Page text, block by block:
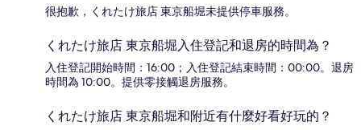
很抱歉，くれたけ旅店 東京船堀未提供停車服務。
くれたけ旅店 東京船堀入住登記和退房的時間為？
入住登記開始時間：16:00；入住登記結束時間：00:00。退房
時間為 10:00。提供零接觸退房服務。
くれたけ旅店 東京船堀和附近有什麼好看好玩的？